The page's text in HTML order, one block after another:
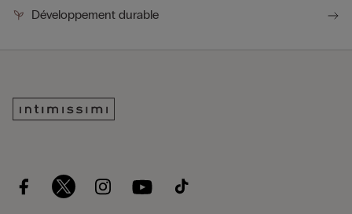
Développement durable